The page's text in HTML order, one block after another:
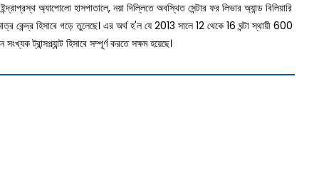
অ্যাপোলো হাসপাতালে, নয়া দিল্লিতে অবস্থিত সেন্টার ফর লিভার অ্যান্ড বিলিয়ারি
কেন্দ্র হিসাবে গড়ে তুলেছে। এর অর্থ হ'ল যে 2013 সালে 12 থেকে 16 ঘন্টা স্থায়ী 600
ট্রান্সপ্ল্যান্ট হিসাবে সম্পূর্ণ করতে সক্ষম হয়েছে।